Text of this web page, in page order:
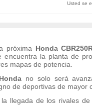
Usted se
próxima Honda
la planta de
mapas de potencia.
Honda no solo será
de deportivas de mayor
llegada de los rivales de